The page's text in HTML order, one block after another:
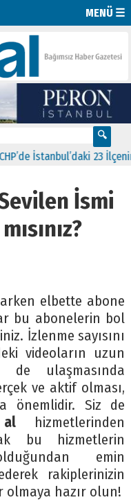
MENÜ ☰
İstanbul’daki 23 İlçenin
İsmi
elbette abone
bu abonelerin bol
İzlenme sayısını
videoların uzun
de ulaşmasında
ve aktif olması,
önemlidir. Siz de
hizmetlerinden
bu hizmetlerin
emin
rakiplerinizin
olmaya hazır olun!